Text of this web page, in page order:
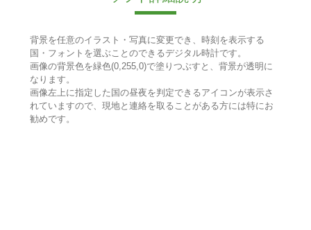
背景を任意のイラスト・写真に変更でき、時刻を表示する
国・フォントを選ぶことのできるデジタル時計です。
画像の背景色を緑色(0,255,0)で塗りつぶすと、背景が透明に
なります。
画像左上に指定した国の昼夜を判定できるアイコンが表示さ
れていますので、現地と連絡を取ることがある方には特にお
勧めです。